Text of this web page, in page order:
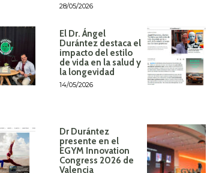
28/05/2026
El Dr. Ángel
Durántez destaca el
impacto del estilo
de vida en la salud y
la longevidad
14/05/2026
Dr Durántez
presente en el
EGYM Innovation
Congress 2026 de
Valencia